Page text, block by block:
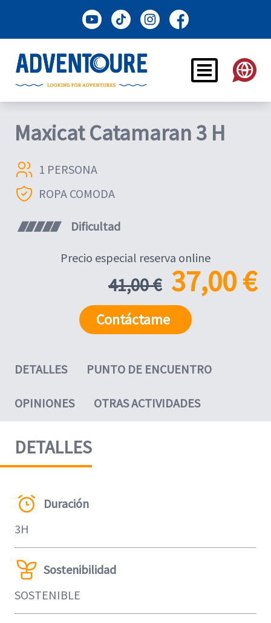
Maxicat Catamaran 3 H
1 PERSONA
ROPA COMODA
Dificultad
Precio especial reserva online
41,00 € 37,00 €
Contáctame
DETALLES PUNTO DE ENCUENTRO
OPINIONES OTRAS ACTIVIDADES
DETALLES
Duración
3H
Sostenibilidad
SOSTENIBLE